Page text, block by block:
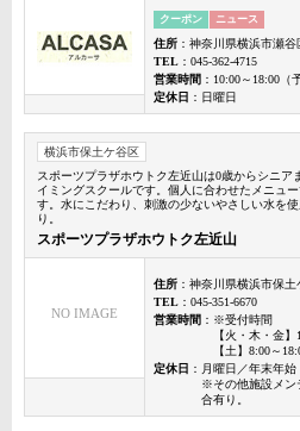
クーポン ニュース
住所 ：神奈川県横浜市瀬
TEL ：045-362-4715
営業時間 ：10:00～18:00（
定休日 ：日曜日
横浜市保土ケ谷区
スポーツプラザホウトク左近山は0歳からシニア
イミングスクールです。個人に合わせたメニュ
す。水にこだわり、刺激の少ないやさしい水を
り。
スポーツプラザホウトク左近山
NO IMAGE
住所 ：神奈川県横浜市保
TEL ：045-351-6670
営業時間 ：※受付時間
【火・木・金
【土】8:00～
定休日 ：月曜日／年末年始
※その他施設メン
合有り。